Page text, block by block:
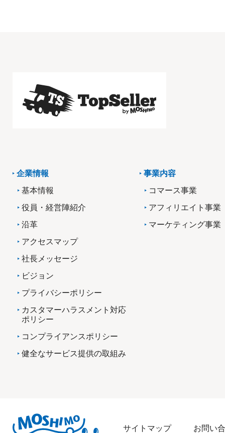
企業情報
基本情報
役員・経営陣紹介
沿革
アクセスマップ
社長メッセージ
ビジョン
プライバシーポリシー
カスタマーハラスメント対応
ポリシー
コンプライアンスポリシー
健全なサービス提供の取組み
事業内容
コマース事業
アフィリエイト事業
マーケティング事業
サイトマップ お問い